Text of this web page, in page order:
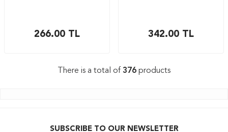
266.00 TL 342.00 TL
There is a total of 376 products
SUBSCRIBE TO OUR NEWSLETTER